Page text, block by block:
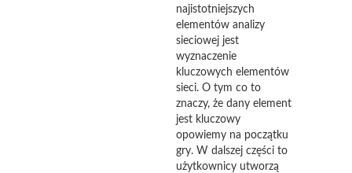
najistotniejszych
elementów analizy
sieciowej jest
wyznaczenie
kluczowych elementów
sieci. O tym co to
znaczy, że dany element
jest kluczowy
opowiemy na początku
gry. W dalszej części to
użytkownicy utworzą